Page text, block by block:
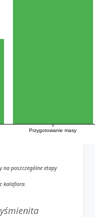
Przygotowanie masy
na poszczególne etapy
kalafiora.